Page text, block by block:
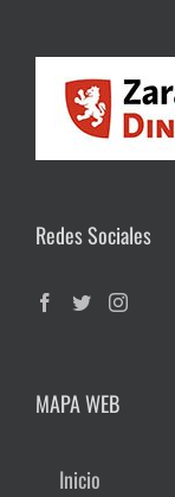
Redes Sociales
MAPA WEB
Inicio